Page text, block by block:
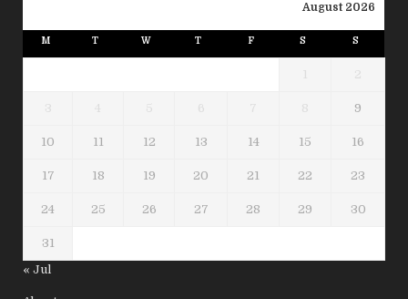
August 2026
M T W T F S S
1 2
3 4 5 6 7 8 9
10 11 12 13 14 15 16
17 18 19 20 21 22 23
24 25 26 27 28 29 30
31
« Jul